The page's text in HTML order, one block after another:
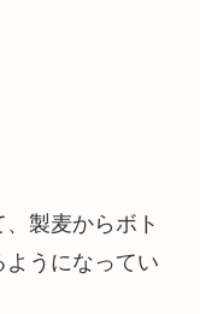
製麦からボト
ようになってい